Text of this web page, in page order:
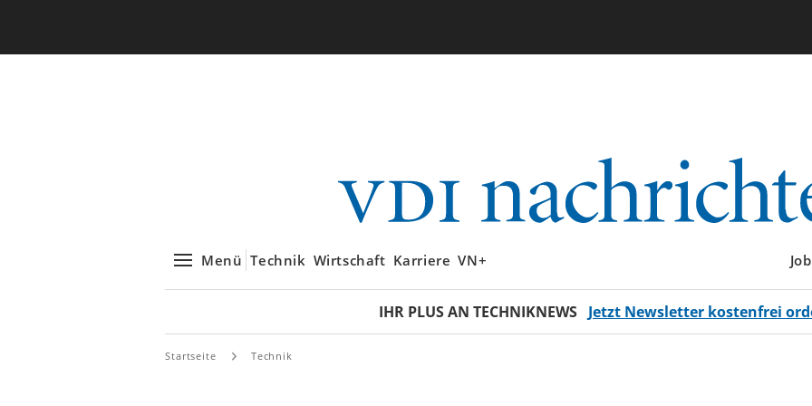
Menü Technik Wirtschaft Karriere VN+
IHR PLUS AN TECHNIKNEWS Jetzt Newsletter kostenfrei
Startseite Technik